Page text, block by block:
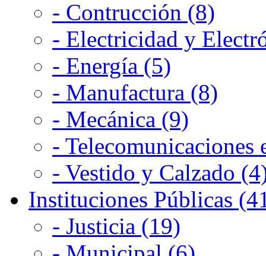
- Contrucción (8)
- Electricidad y
- Energía (5)
- Manufactura (8)
- Mecánica (9)
-
- Vestido y Calzado
Instituciones Públicas
- Justicia (19)